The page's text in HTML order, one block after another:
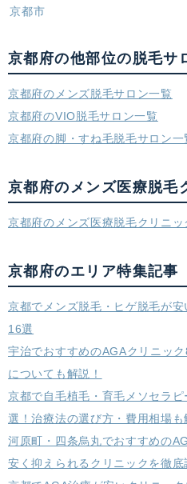
京都市
京都府の他部位の脱毛サ
京都府のメンズ脱毛サロン一覧
京都府のVIO脱毛サロン一覧
京都府の脚・すね毛脱毛サロン一
京都府のメンズ医療脱毛
京都府のメンズ医療脱毛クリニッ
京都府のエリア特集記事
京都でメンズ脱毛・ヒゲ脱毛が
16選
宇治でおすすめのAGAクリニッ
についても解説！
京都で自毛植毛・育毛メソセラ
選！治療法の選び方・費用相場も
河原町・四条烏丸でおすすめの
安く抑えられるクリニックを徹底